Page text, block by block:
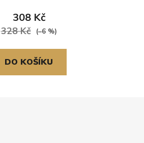
308 Kč
328 Kč (–6 %)
DO KOŠÍKU